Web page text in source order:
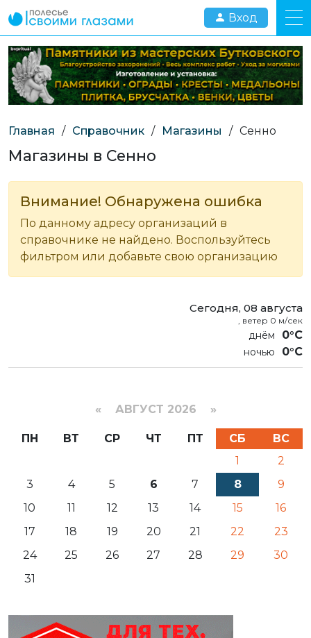
Вход
Главная / Справочник / Магазины / Сенно
Магазины в Сенно
Внимание! Обнаружена ошибка
По данному адресу организаций в
справочнике не найдено. Воспользуйтесь
фильтром или добавьте свою организацию
Сегодня, 08 августа
, ветер 0 м/сек
0°C
0°C
« АВГУСТ 2026 »
ПН ВТ СР ЧТ ПТ СБ
ВС
1
2
3
4 5 6 7 8
9
10
11 12 13 14 15
16
17
18 19 20 21 22
23
24
25 26 27 28 29
30
31